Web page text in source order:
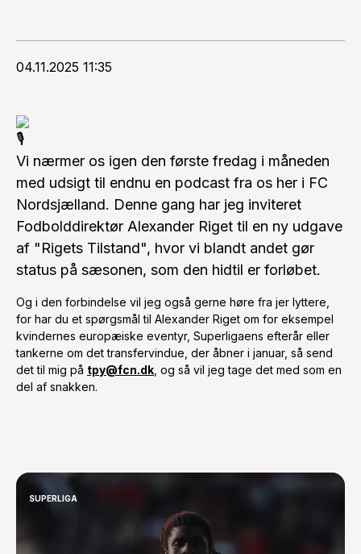
04.11.2025 11:35
Vi nærmer os igen den første fredag i måneden
med udsigt til endnu en podcast fra os her i FC
Nordsjælland. Denne gang har jeg inviteret
Fodbolddirektør Alexander Riget til en ny udgave
af "Rigets Tilstand", hvor vi blandt andet gør
status på sæsonen, som den hidtil er forløbet.
Og i den forbindelse vil jeg også gerne høre fra jer lyttere,
for har du et spørgsmål til Alexander Riget om for eksempel
kvindernes europæiske eventyr, Superligaens efterår eller
tankerne om det transfervindue, der åbner i januar, så send
det til mig på tpy@fcn.dk , og så vil jeg tage det med som en
del af snakken.
SUPERLIGA